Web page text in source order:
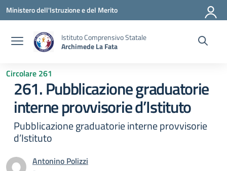
Vai ai contenuti
Vai al menu di navigazione
Vai al footer
Ministero dell'Istruzione e del Merito
Istituto Comprensivo Statale
Archimede La Fata
Circolare 261
261. Pubblicazione graduatorie
interne provvisorie d’Istituto
Pubblicazione graduatorie interne provvisorie
d’Istituto
Antonino Polizzi